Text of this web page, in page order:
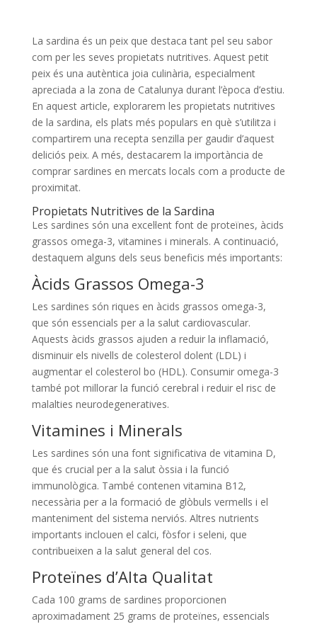
La sardina és un peix que destaca tant pel seu sabor
com per les seves propietats nutritives. Aquest petit
peix és una autèntica joia culinària, especialment
apreciada a la zona de Catalunya durant l’època d’estiu.
En aquest article, explorarem les propietats nutritives
de la sardina, els plats més populars en què s’utilitza i
compartirem una recepta senzilla per gaudir d’aquest
deliciós peix. A més, destacarem la importància de
comprar sardines en mercats locals com a producte de
proximitat.
Propietats Nutritives de la Sardina
Les sardines són una excel·lent font de proteïnes, àcids
grassos omega-3, vitamines i minerals. A continuació,
destaquem alguns dels seus beneficis més importants:
Àcids Grassos Omega-3
Les sardines són riques en àcids grassos omega-3,
que són essencials per a la salut cardiovascular.
Aquests àcids grassos ajuden a reduir la inflamació,
disminuir els nivells de colesterol dolent (LDL) i
augmentar el colesterol bo (HDL). Consumir omega-3
també pot millorar la funció cerebral i reduir el risc de
malalties neurodegeneratives.
Vitamines i Minerals
Les sardines són una font significativa de vitamina D,
que és crucial per a la salut òssia i la funció
immunològica. També contenen vitamina B12,
necessària per a la formació de glòbuls vermells i el
manteniment del sistema nerviós. Altres nutrients
importants inclouen el calci, fòsfor i seleni, que
contribueixen a la salut general del cos.
Proteïnes d’Alta Qualitat
Cada 100 grams de sardines proporcionen
aproximadament 25 grams de proteïnes, essencials